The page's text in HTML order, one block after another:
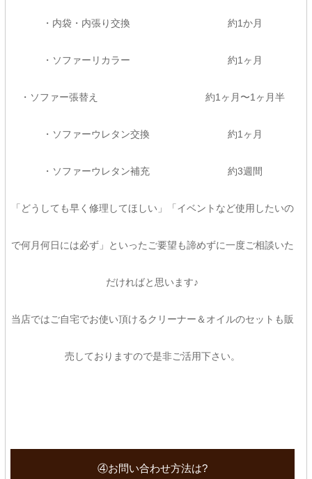
・内袋・内張り交換 約1か月
・ソファーリカラー 約1ヶ月
・ソファー張替え 約1ヶ月〜1ヶ月半
・ソファーウレタン交換 約1ヶ月
・ソファーウレタン補充 約3週間
「どうしても早く修理してほしい」「イベントなど使用したいの
で何月何日には必ず」といったご要望も諦めずに一度ご相談いた
だければと思います♪
当店ではご自宅でお使い頂けるクリーナー＆オイルのセットも販
売しておりますので是非ご活用下さい。
④お問い合わせ方法は?